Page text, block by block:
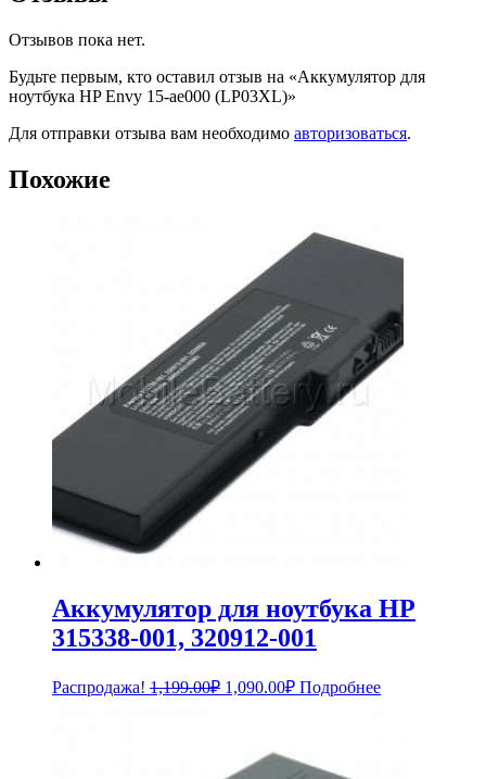
Отзывов пока нет.
Будьте первым, кто оставил отзыв на «Аккумулятор для
ноутбука HP Envy 15-ae000 (LP03XL)»
Для отправки отзыва вам необходимо авторизоваться.
Похожие
Аккумулятор для ноутбука HP
315338-001, 320912-001
Распродажа! 1,199.00₽ Первоначальная
1,090.00₽Текущая
цена:
Подробнее